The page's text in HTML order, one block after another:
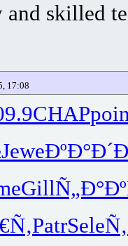
skilled
17:08
CHAP
Jewe
Gill
PatrSele